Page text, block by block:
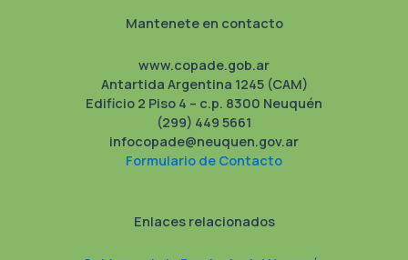
Mantenete en contacto
www.copade.gob.ar
Antartida Argentina 1245 (CAM)
Edificio 2 Piso 4 – c.p. 8300 Neuquén
(299) 449 5661
infocopade@neuquen.gov.ar
Formulario de Contacto
Enlaces relacionados